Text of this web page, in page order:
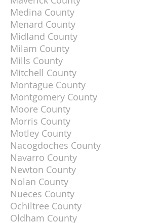
Medina County
Menard County
Midland County
Milam County
Mills County
Mitchell County
Montague County
Montgomery County
Moore County
Morris County
Motley County
Nacogdoches County
Navarro County
Newton County
Nolan County
Nueces County
Ochiltree County
Oldham County